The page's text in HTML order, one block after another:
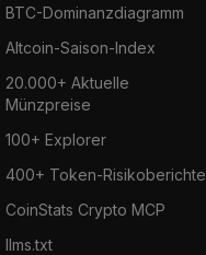
BTC-Dominanzdiagramm
Altcoin-Saison-Index
20.000+ Aktuelle
Münzpreise
100+ Explorer
400+ Token-Risikoberichte
CoinStats Crypto MCP
llms.txt